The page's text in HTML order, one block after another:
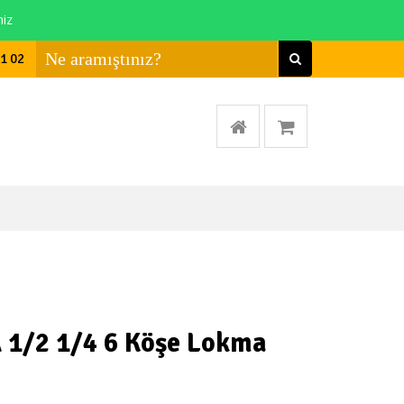
02
1/2 1/4 6 Köşe Lokma